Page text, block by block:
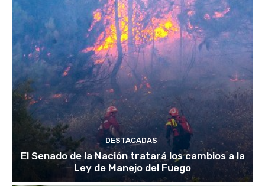
DESTACADAS
El Senado de la Nación tratará los cambios a la
Ley de Manejo del Fuego